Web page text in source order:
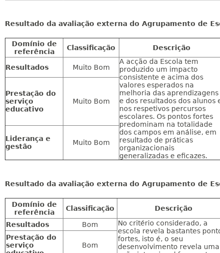
Resultado da avaliação externa do Agrupamento de
Domínio de
referência
Classificação Descrição
Resultados Muito Bom
A acção da Escola tem
produzido um impacto
consistente e acima dos
valores esperados na
melhoria das aprendizagens
e dos resultados dos alunos
nos respetivos percursos
escolares. Os pontos fortes
predominam na totalidade
dos campos em análise, em
resultado de práticas
organizacionais
generalizadas e eficazes.
Prestação do
serviço
educativo
Muito Bom
Liderança e
gestão
Muito Bom
Resultado da avaliação externa do Agrupamento de
Domínio de
referência
Classificação Descrição
Resultados Bom
No critério considerado, a
escola revela bastantes
fortes, isto é, o seu
desenvolvimento revela uma
Prestação do
serviço
Bom